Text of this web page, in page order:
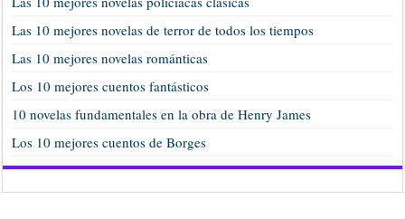
Las 10 mejores novelas de terror de todos los tiempos
Las 10 mejores novelas románticas
Los 10 mejores cuentos fantásticos
10 novelas fundamentales en la obra de Henry James
Los 10 mejores cuentos de Borges